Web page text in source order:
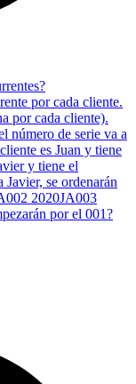
por cada cliente.
por cada cliente).
número de serie va a
es Juan y tiene
y tiene el
se ordenarán
2020JA003
por el 001?